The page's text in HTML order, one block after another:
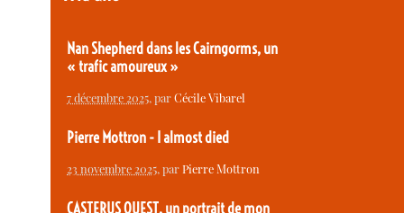
Nan Shepherd dans les Cairngorms, un
« trafic amoureux »
7 décembre 2025, parCécile Vibarel
Pierre Mottron - I almost died
23 novembre 2025, parPierre Mottron
CASTERUS OUEST, un portrait de mon